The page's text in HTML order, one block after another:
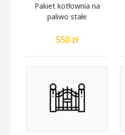
Pakiet kotłownia na
paliwo stałe
550 zł